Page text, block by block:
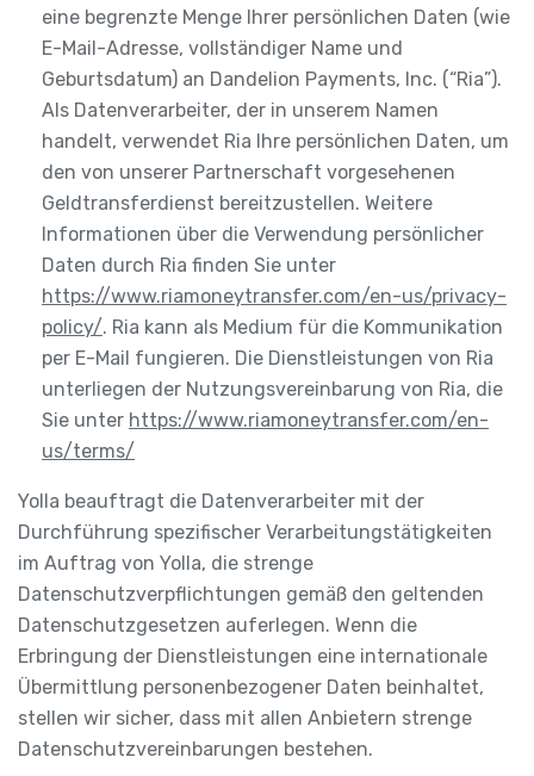
eine begrenzte Menge Ihrer persönlichen Daten (wie
E-Mail-Adresse, vollständiger Name und
Geburtsdatum) an Dandelion Payments, Inc. (“Ria”).
Als Datenverarbeiter, der in unserem Namen
handelt, verwendet Ria Ihre persönlichen Daten, um
den von unserer Partnerschaft vorgesehenen
Geldtransferdienst bereitzustellen. Weitere
Informationen über die Verwendung persönlicher
Daten durch Ria finden Sie unter
https://www.riamoneytransfer.com/en-us/privacy-
policy/. Ria kann als Medium für die Kommunikation
per E-Mail fungieren. Die Dienstleistungen von Ria
unterliegen der Nutzungsvereinbarung von Ria, die
Sie unter https://www.riamoneytransfer.com/en-
us/terms/
Yolla beauftragt die Datenverarbeiter mit der
Durchführung spezifischer Verarbeitungstätigkeiten
im Auftrag von Yolla, die strenge
Datenschutzverpflichtungen gemäß den geltenden
Datenschutzgesetzen auferlegen. Wenn die
Erbringung der Dienstleistungen eine internationale
Übermittlung personenbezogener Daten beinhaltet,
stellen wir sicher, dass mit allen Anbietern strenge
Datenschutzvereinbarungen bestehen.